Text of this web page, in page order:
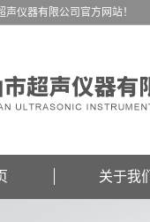
声仪器有限公司官方网站！
关于我们